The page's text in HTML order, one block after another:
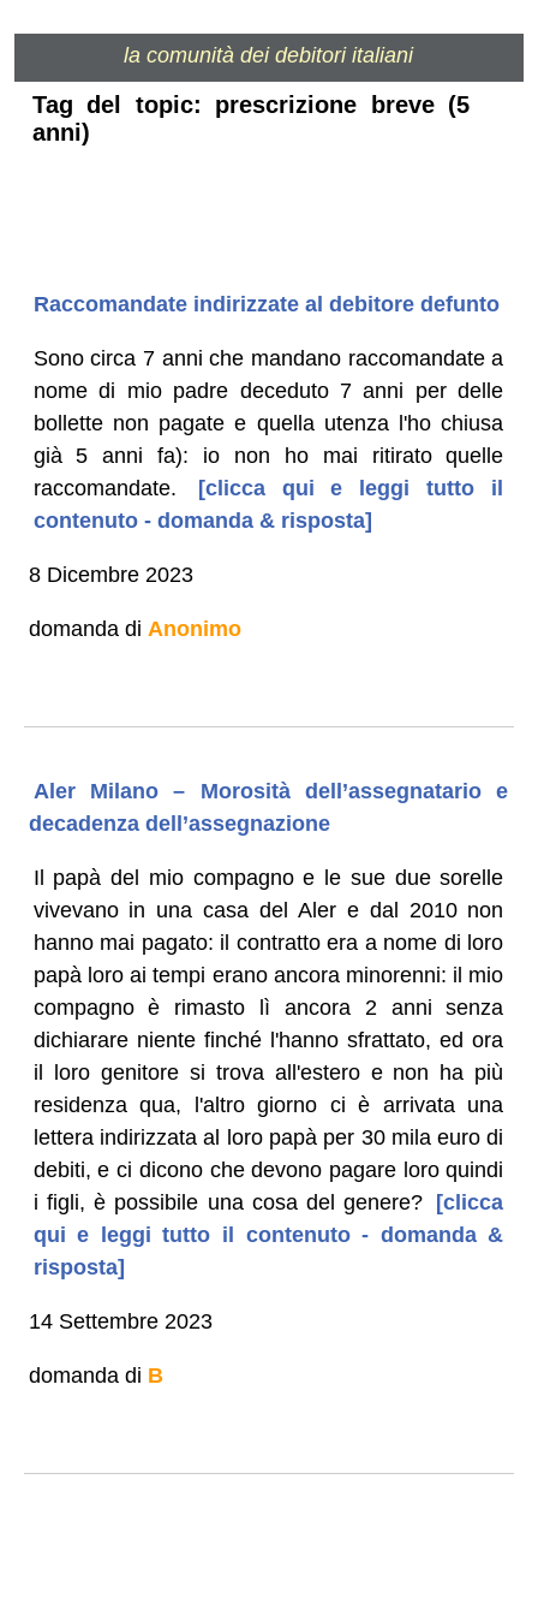
la comunità dei debitori italiani
Tag del topic: prescrizione breve (5
anni)
Raccomandate indirizzate al debitore defunto
Sono circa 7 anni che mandano raccomandate a
nome di mio padre deceduto 7 anni per delle
bollette non pagate e quella utenza l'ho chiusa
già 5 anni fa): io non ho mai ritirato quelle
raccomandate.
[clicca qui e leggi tutto il
contenuto - domanda & risposta]
8 Dicembre 2023
domanda di Anonimo
Aler Milano – Morosità dell’assegnatario e
decadenza dell’assegnazione
Il papà del mio compagno e le sue due sorelle
vivevano in una casa del Aler e dal 2010 non
hanno mai pagato: il contratto era a nome di loro
papà loro ai tempi erano ancora minorenni: il mio
compagno è rimasto lì ancora 2 anni senza
dichiarare niente finché l'hanno sfrattato, ed ora
il loro genitore si trova all'estero e non ha più
residenza qua, l'altro giorno ci è arrivata una
lettera indirizzata al loro papà per 30 mila euro di
debiti, e ci dicono che devono pagare loro quindi
i figli, è possibile una cosa del genere? [clicca
qui e leggi tutto il contenuto - domanda &
risposta]
14 Settembre 2023
domanda di B